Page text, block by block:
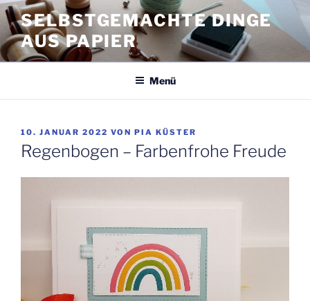
Zum
Inhalt
springen
SELBSTGEMACHTE DINGE
AUS PAPIER
Menü
VERÖFFENTLICHT
AM
10. JANUAR 2022 VON PIA KÜSTER
Regenbogen – Farbenfrohe Freude